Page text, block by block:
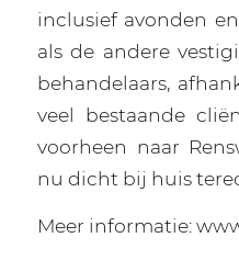
inclusief avonden
als de andere
behandelaars,
veel bestaande
voorheen naar
nu dicht bij huis
Meer informatie: